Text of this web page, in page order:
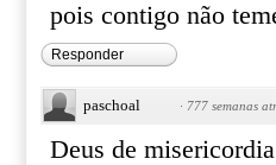
pois contigo não
Responder
paschoal · 777 semanas
Deus de